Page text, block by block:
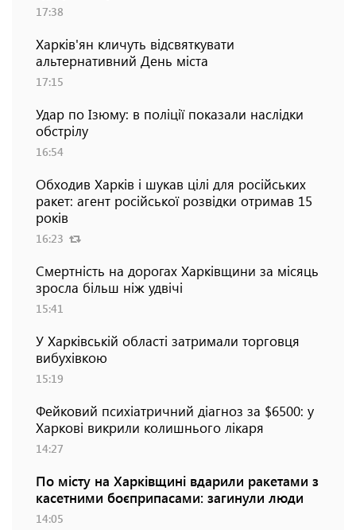
17:38
Харків'ян кличуть відсвяткувати
альтернативний День міста
17:15
Удар по Ізюму: в поліції показали наслідки
обстрілу
16:54
Обходив Харків і шукав цілі для російських
ракет: агент російської розвідки отримав 15
років
16:23
Смертність на дорогах Харківщини за місяць
зросла більш ніж удвічі
15:41
У Харківській області затримали торговця
вибухівкою
15:19
Фейковий психіатричний діагноз за $6500: у
Харкові викрили колишнього лікаря
14:27
По місту на Харківщині вдарили ракетами з
касетними боєприпасами: загинули люди
14:05